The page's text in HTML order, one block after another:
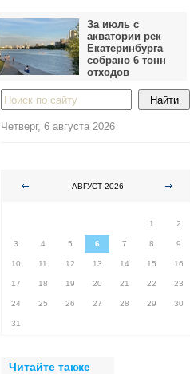
За июль с
акватории рек
Екатеринбурга
собрано 6 тонн
отходов
Четверг, 6 августа 2026
АВГУСТ 2026
1
2
3 4 5 6 7 8 9
10 11 12 13 14 15 16
17 18 19 20 21 22 23
24 25 26 27 28 29 30
31
Читайте также